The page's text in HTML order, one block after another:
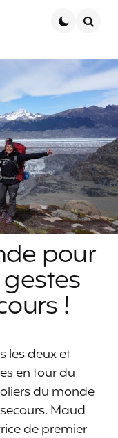
pour
!
les deux et
en tour du
du monde
Maud
de premier